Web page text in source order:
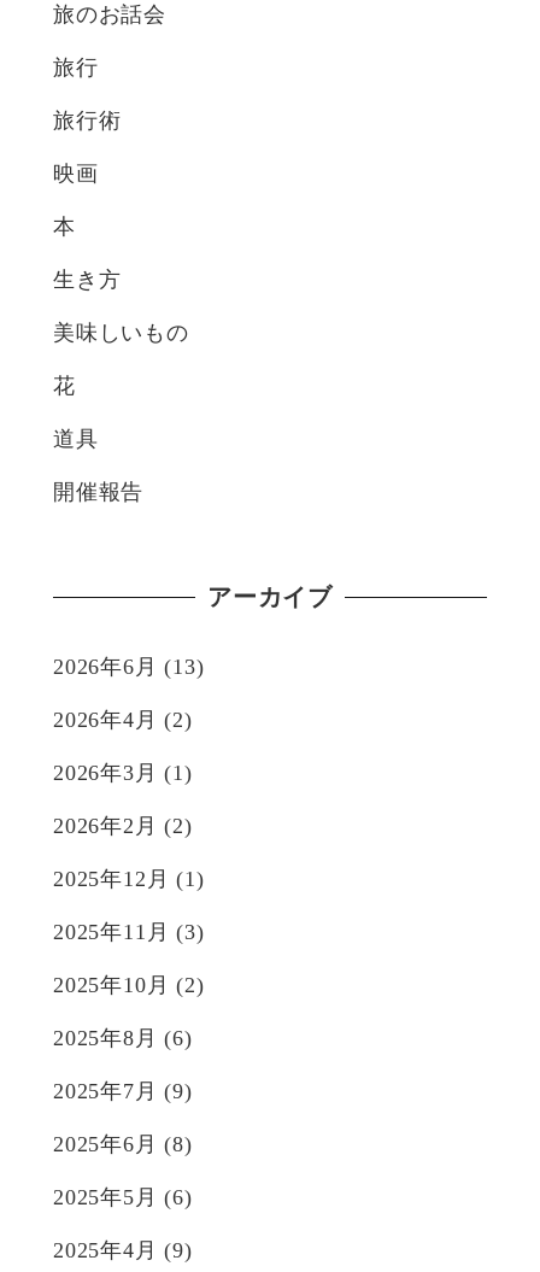
旅のお話会
旅行
旅行術
映画
本
生き方
美味しいもの
花
道具
開催報告
アーカイブ
2026年6月 (13)
2026年4月 (2)
2026年3月 (1)
2026年2月 (2)
2025年12月 (1)
2025年11月 (3)
2025年10月 (2)
2025年8月 (6)
2025年7月 (9)
2025年6月 (8)
2025年5月 (6)
2025年4月 (9)